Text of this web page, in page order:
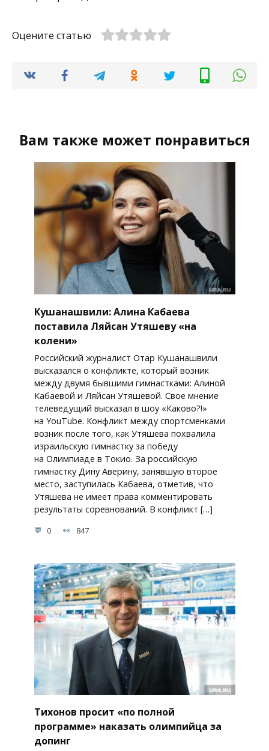
Оцените статью
Вам также может понравиться
Кушанашвили: Алина Кабаева
поставила Ляйсан Утяшеву «на
колени»
Российский журналист Отар Кушанашвили
высказался о конфликте, который возник
между двумя бывшими гимнастками: Алиной
Кабаевой и Ляйсан Утяшевой. Свое мнение
телеведущий высказал в шоу «Каково?!»
на YouTube. Конфликт между спортсменками
возник после того, как Утяшева похвалила
израильскую гимнастку за победу
на Олимпиаде в Токио. За российскую
гимнастку Дину Аверину, занявшую второе
место, заступилась Кабаева, отметив, что
Утяшева не имеет права комментировать
результаты соревнований. В конфликт […]
0 847
Тихонов просит «по полной
программе» наказать олимпийца за
допинг